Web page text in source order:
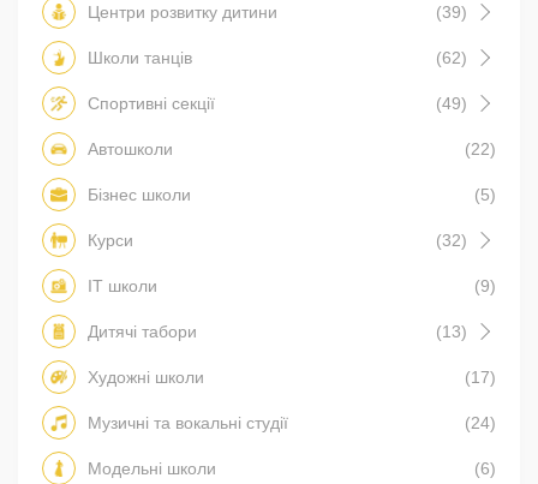
Центри розвитку дитини (39)
Школи танців (62)
Спортивні секції (49)
Автошколи (22)
Бізнес школи (5)
Курси (32)
IT школи (9)
Дитячі табори (13)
Художні школи (17)
Музичні та вокальні студії (24)
Модельні школи (6)